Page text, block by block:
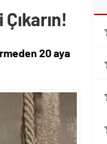
20 aya